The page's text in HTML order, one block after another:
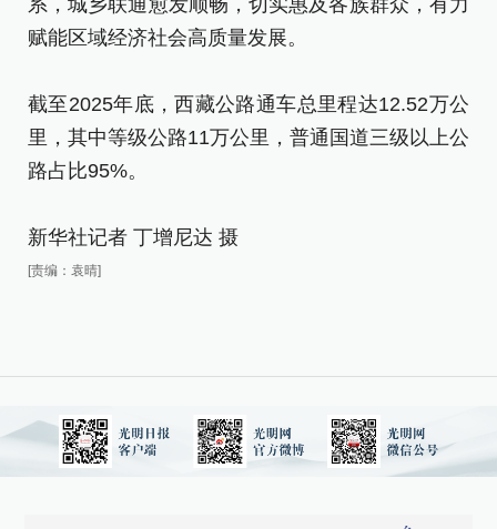
赋能区域经济社会高质量发展。
截至2025年底，西藏公路通车总里程达12.52万公
里，其中等级公路11万公里，普通国道三级以上公
路占比95%。
新华社记者 丁增尼达 摄
[责编：袁晴]